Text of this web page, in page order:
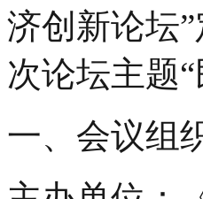
济创新论坛
次论坛主题
一、会议组